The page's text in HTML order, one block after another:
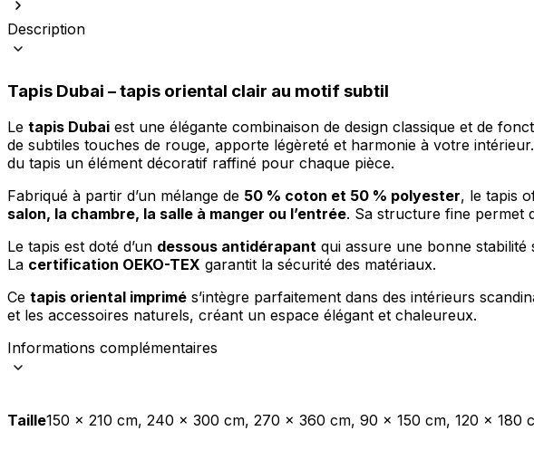
Description
Tapis Dubai – tapis oriental clair au motif subtil
Le tapis Dubai est une élégante combinaison de design classique et de
de subtiles touches de rouge, apporte légèreté et harmonie à votre
du tapis un élément décoratif raffiné pour chaque pièce.
Fabriqué à partir d’un mélange de 50 % coton et 50 % polyester, le tapis
salon, la chambre, la salle à manger ou l’entrée. Sa structure fine permet
Le tapis est doté d’un dessous antidérapant qui assure une bonne
La certification OEKO-TEX garantit la sécurité des matériaux.
Ce tapis oriental imprimé s’intègre parfaitement dans des intérieurs
et les accessoires naturels, créant un espace élégant et chaleureux.
Informations complémentaires
Taille150 x 210 cm, 240 x 300 cm, 270 x 360 cm, 90 x 150 cm, 120 x 180